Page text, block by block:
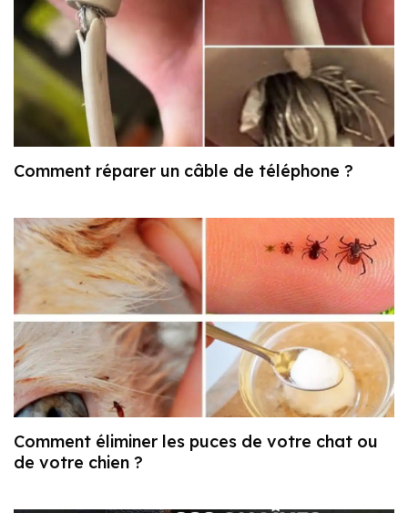
Comment réparer un câble de téléphone ?
Comment éliminer les puces de votre chat ou
de votre chien ?